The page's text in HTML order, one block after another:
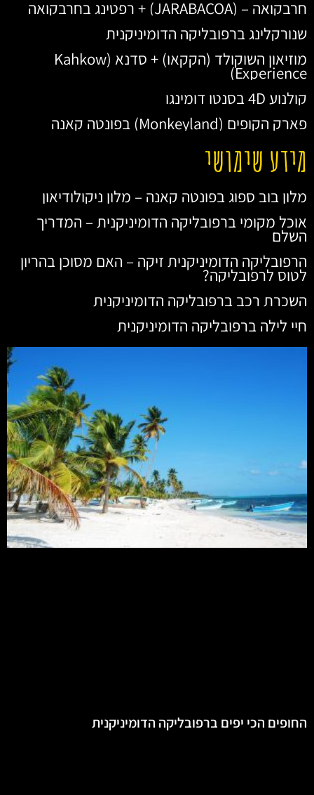
חרבקואה – (JARABACOA) + רפטינג בחרבקואה
שנורקלינג ברפובליקה הדומיניקנית
מוזיאון השוקולד (הקקאו) + סדנא (Kahkow
Experience)
קולנוע 4D בסנטו דומינגו
פארק הקופים (Monkeyland) בפונטה קאנה
מידע שימושי
מלון בוב ספוג בפונטה קאנה – מלון ניקולודיאון
אוכל מקומי ברפובליקה הדומיניקנית – המדריך
השלם
הרפובליקה הדומיניקנית זיקה – האם מסוכן בהריון
לטוס לרפובליקה?
השכרת רכב ברפובליקה הדומיניקנית
חיי לילה ברפובליקה הדומיניקנית
החופים הכי יפים ברפובליקה הדומיניקנית